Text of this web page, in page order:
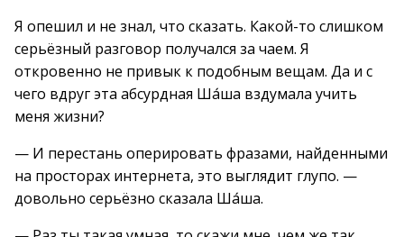
Я опешил и не знал, что сказать. Какой-то слишком
серьёзный разговор получался за чаем. Я
откровенно не привык к подобным вещам. Да и с
чего вдруг эта абсурдная Ша́ша вздумала учить
меня жизни?
— И перестань оперировать фразами, найденными
на просторах интернета, это выглядит глупо. —
довольно серьёзно сказала Ша́ша.